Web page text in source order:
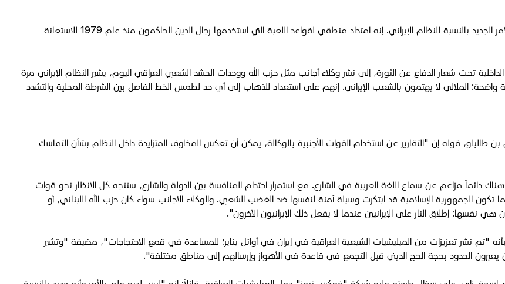
وقالت الخبيرة الإيرانية ليزا دفتري في تصريح نقلته الشبكة، إن "هذا ليس بالأمر الجديد بالنسبة للنظام الإيراني. إنه امتداد منطقي لقواعد اللعبة التي استخدمها رجال الدين الحاكمون منذ عام 1979 للاستعانة
تحت شعار الدفاع عن الثورة، إلى نشر وكلاء أجانب مثل حزب الله ووحدات الحشد الشعبي العراقي اليوم، يشير النظام الإيراني مرة
واضحة: الملالي لا يهتمون بالشعب الإيراني. إنهم على استعداد للذهاب إلى أي حد لطمس الخط الفاصل بين الشرطة المحلية والتشدد
قوله إن "التقارير عن استخدام القوات الأجنبية بالوكالة، يمكن أن تعكس المخاوف المتزايدة داخل النظام بشأن التماسك
"منذ الاحتجاجات التي يعود تاريخها إلى عام 2009، كانت هناك دائماً مزاعم عن سماع اللغة العربية في الشارع. مع استمرار احتدام المنافسة بين الدولة والشارع، ستتجه كل الأنظار نحو قوات
تكون الجمهورية الإسلامية قد ابتكرت وسيلة آمنة لنفسها ضد الغضب الشعبي. والوكلاء الأجانب سواء كان حزب الله اللبناني، أو
نفسها: إطلاق النار على الإيرانيين عندما لا يفعل ذلك الإيرانيون الآخرون".
"تم نشر تعزيزات من الميليشيات الشيعية العراقية في إيران في أوائل يناير؛ للمساعدة في قمع الاحتجاجات"، مضيفة "وتشير